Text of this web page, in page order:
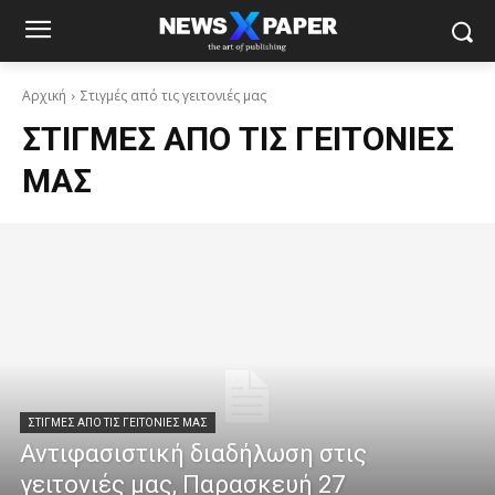
Αρχική Στιγμές από τις γειτονιές μας
ΣΤΙΓΜΈΣ ΑΠΌ ΤΙΣ ΓΕΙΤΟΝΙΈΣ
ΜΑΣ
ΣΤΙΓΜΈΣ ΑΠΌ ΤΙΣ ΓΕΙΤΟΝΙΈΣ ΜΑΣ
Αντιφασιστική διαδήλωση στις
γειτονιές μας, Παρασκευή 27